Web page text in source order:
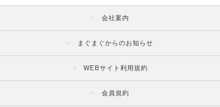
会社案内
まぐまぐからのお知らせ
WEBサイト利用規約
会員規約